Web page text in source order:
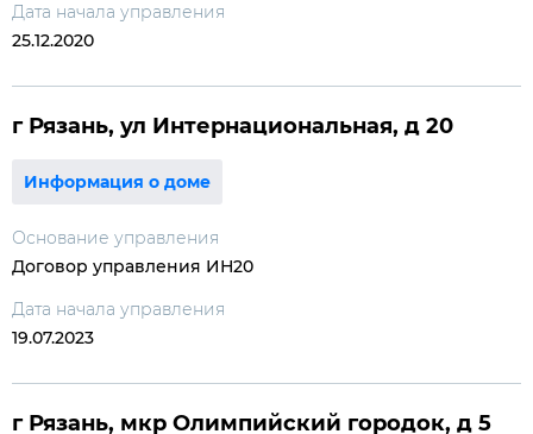
Дата начала управления
25.12.2020
г Рязань, ул Интернациональная, д 20
Информация о доме
Основание управления
Договор управления ИН20
Дата начала управления
19.07.2023
г Рязань, мкр Олимпийский городок, д 5